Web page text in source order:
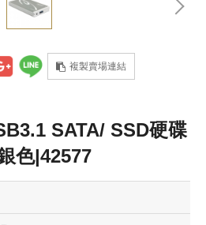
複製賣場連結
SATA/ SSD硬碟
色|42577